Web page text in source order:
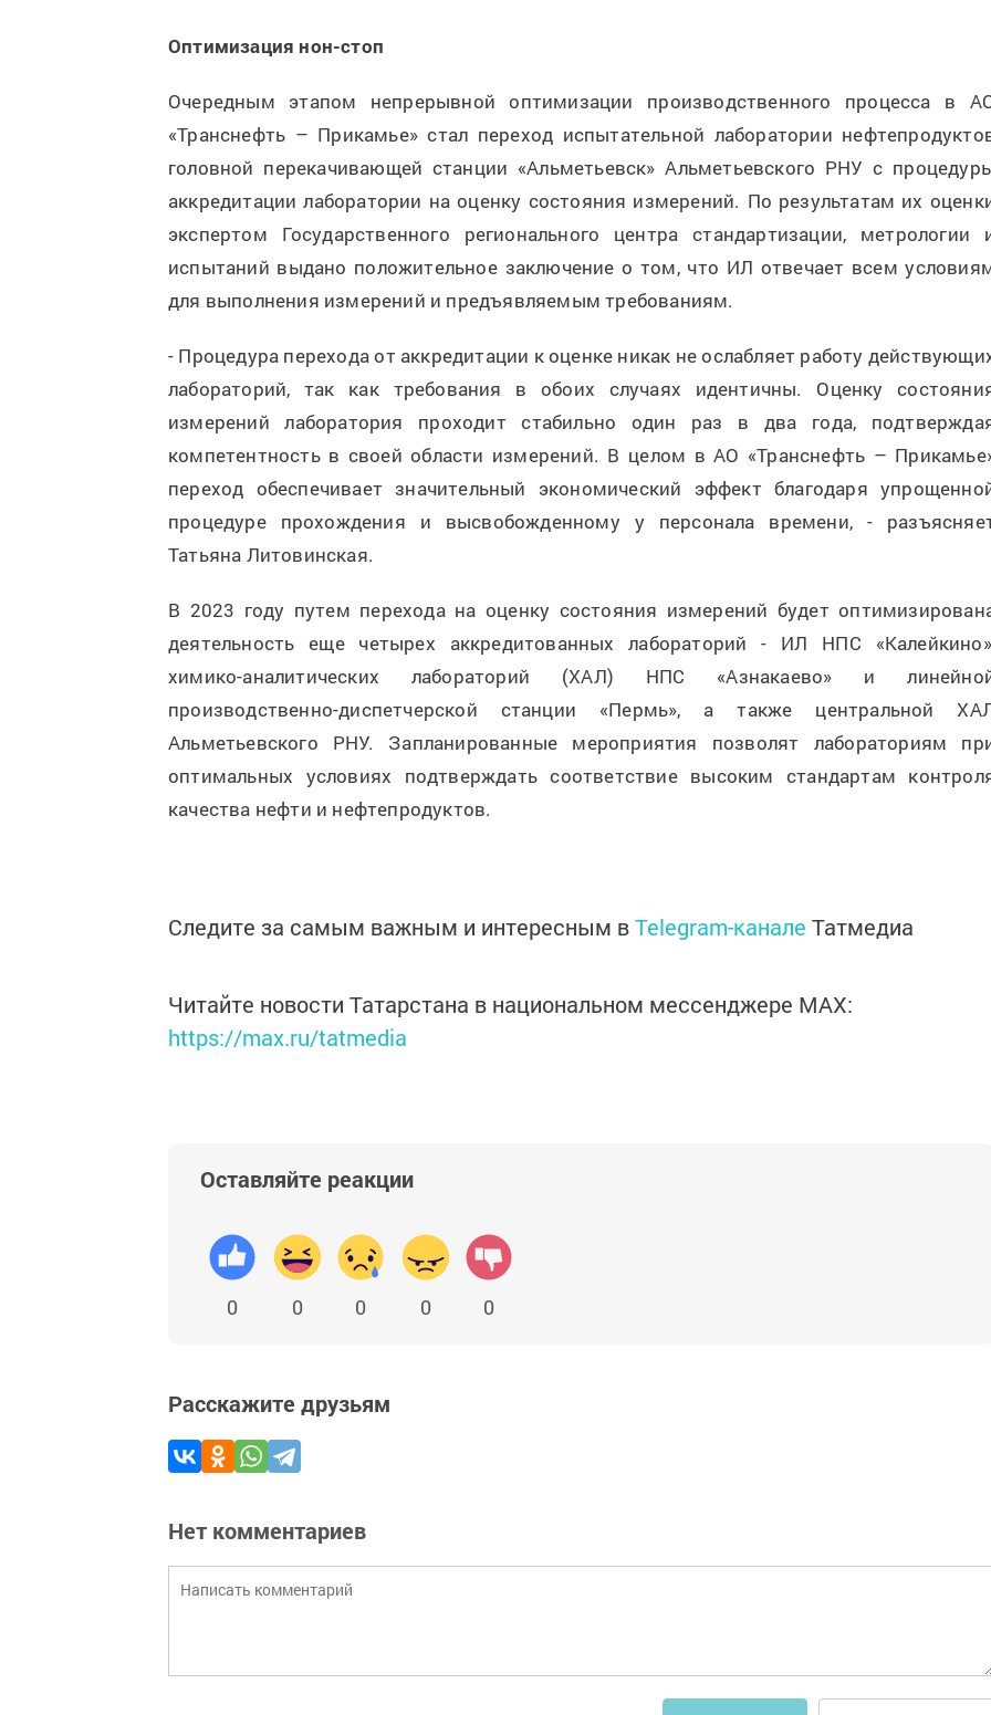
Оптимизация нон-стоп
Очередным этапом непрерывной оптимизации производственного процесса в
«Транснефть – Прикамье» стал переход испытательной лаборатории
головной перекачивающей станции «Альметьевск» Альметьевского РНУ с
аккредитации лаборатории на оценку состояния измерений. По результатам их
экспертом Государственного регионального центра стандартизации, метрологии
испытаний выдано положительное заключение о том, что ИЛ отвечает всем
для выполнения измерений и предъявляемым требованиям.
- Процедура перехода от аккредитации к оценке никак не ослабляет работу
лабораторий, так как требования в обоих случаях идентичны. Оценку
измерений лаборатория проходит стабильно один раз в два года,
компетентность в своей области измерений. В целом в АО «Транснефть –
переход обеспечивает значительный экономический эффект благодаря
процедуре прохождения и высвобожденному у персонала времени, -
Татьяна Литовинская.
В 2023 году путем перехода на оценку состояния измерений будет
деятельность еще четырех аккредитованных лабораторий - ИЛ НПС
химико-аналитических лабораторий (ХАЛ) НПС «Азнакаево» и
производственно-диспетчерской станции «Пермь», а также центральной
Альметьевского РНУ. Запланированные мероприятия позволят лабораториям
оптимальных условиях подтверждать соответствие высоким стандартам
качества нефти и нефтепродуктов.
Следите за самым важным и интересным вTelegram-канале Татмедиа
Читайте новости Татарстана в национальном мессенджере MАХ:
https://max.ru/tatmedia
Оставляйте реакции
0 0 0 0 0
Расскажите друзьям
Нет комментариев